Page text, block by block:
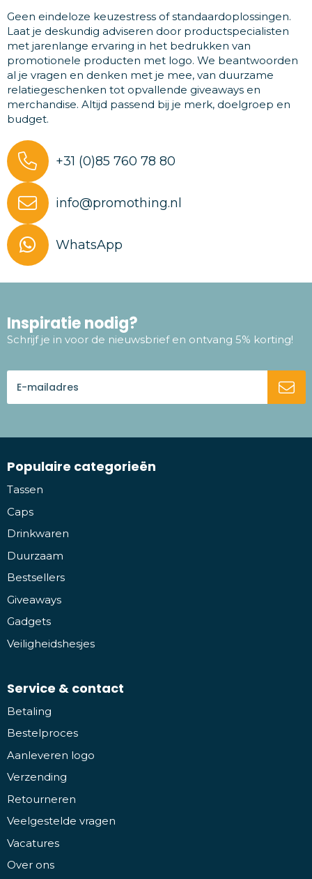
Geen eindeloze keuzestress of standaardoplossingen.
Laat je deskundig adviseren door productspecialisten
met jarenlange ervaring in het bedrukken van
promotionele producten met logo. We beantwoorden
al je vragen en denken met je mee, van duurzame
relatiegeschenken tot opvallende giveaways en
merchandise. Altijd passend bij je merk, doelgroep en
budget.
+31 (0)85 760 78 80
info@promothing.nl
WhatsApp
Inspiratie nodig?
Schrijf je in voor de nieuwsbrief en ontvang 5% korting!
Populaire categorieën
Tassen
Caps
Drinkwaren
Duurzaam
Bestsellers
Giveaways
Gadgets
Veiligheidshesjes
Service & contact
Betaling
Bestelproces
Aanleveren logo
Verzending
Retourneren
Veelgestelde vragen
Vacatures
Over ons